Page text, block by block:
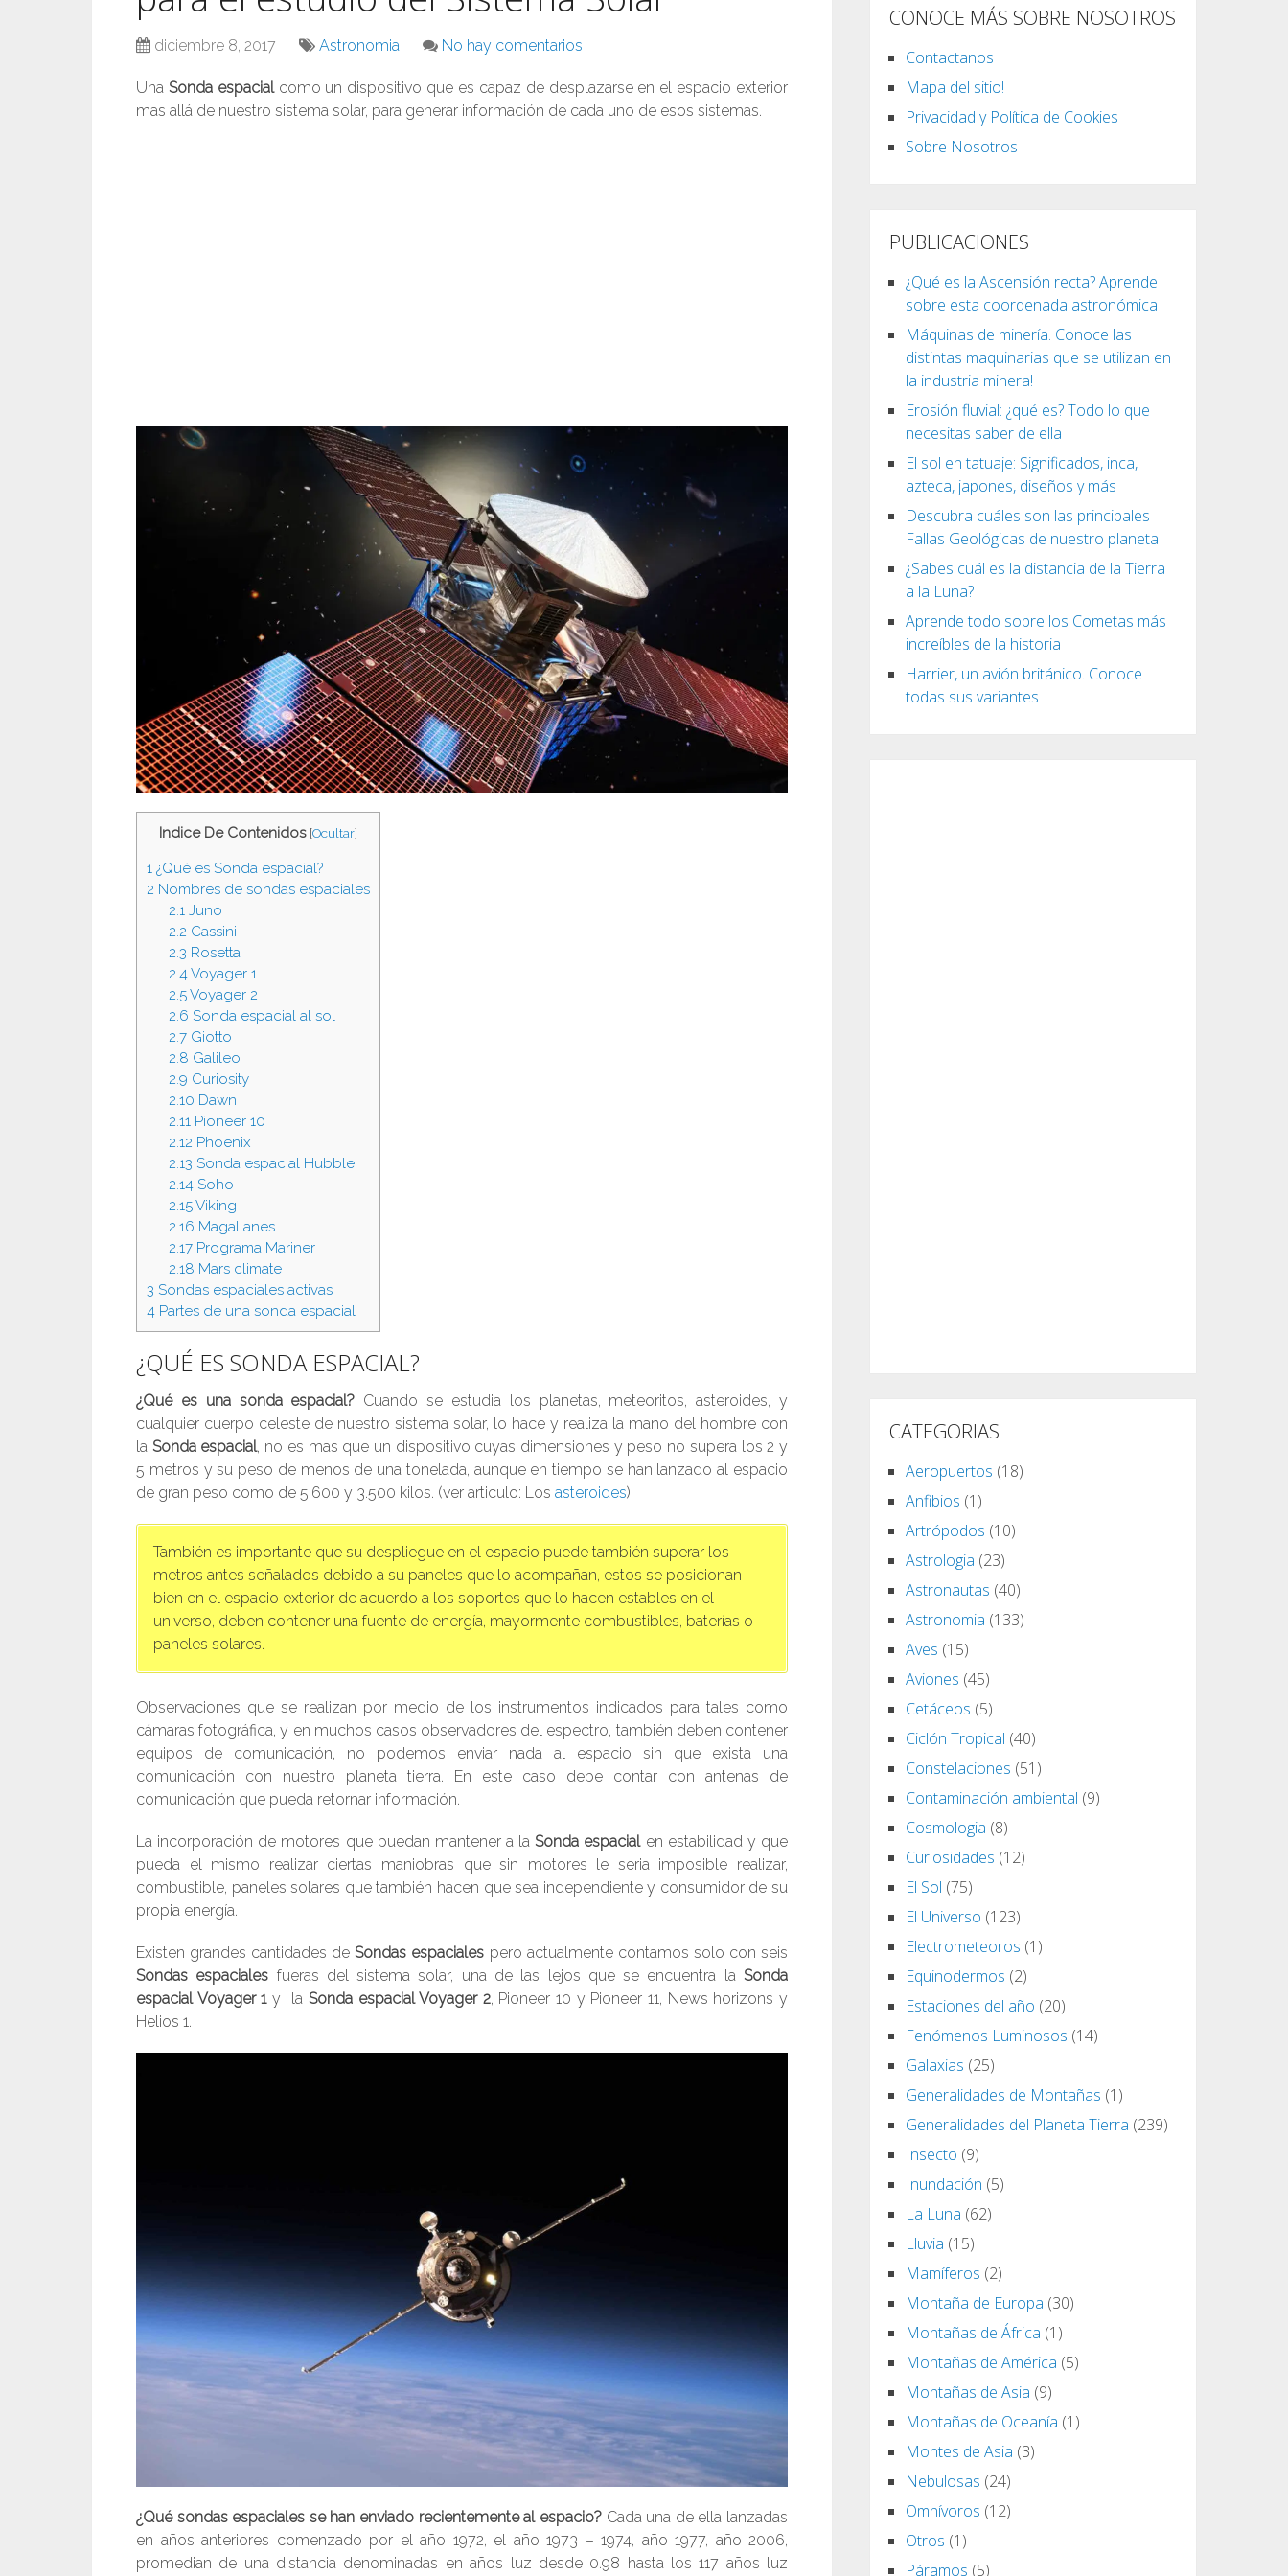
diciembre 8, 2017 Astronomia No hay comentarios
Una Sonda espacialcomo un dispositivo que es capaz de desplazarse en el espacio exterior
mas allá de nuestro sistema solar, para generar información de cada uno de esos sistemas.
Indice De Contenidos [Ocultar]
1 ¿Qué es Sonda espacial?
2 Nombres de sondas espaciales
2.1Juno
2.2 Cassini
2.3 Rosetta
2.4Voyager 1
2.5Voyager 2
2.6 Sonda espacial al sol
2.7Giotto
2.8 Galileo
2.9 Curiosity
2.10 Dawn
2.11Pioneer 10
2.12 Phoenix
2.13 Sonda espacial Hubble
2.14Soho
2.15Viking
2.16 Magallanes
2.17Programa Mariner
2.18 Mars climate
3 Sondas espaciales activas
4 Partes de una sonda espacial
¿QUÉ ES SONDA ESPACIAL?
¿Qué es una sonda espacial? Cuando se estudia los planetas, meteoritos, asteroides, y
cualquier cuerpo celeste de nuestro sistema solar, lo hace y realiza la mano del hombre con
la Sonda espacial, no es mas que un dispositivo cuyas dimensiones y peso no supera los 2 y
5 metros y su peso de menos de una tonelada, aunque en tiempo se han lanzado al espacio
de gran peso como de 5.600 y 3.500 kilos. (ver articulo: Los asteroides)
También es importante que su despliegue en el espacio puede también superar los
metros antes señalados debido a su paneles que lo acompañan, estos se posicionan
bien en el espacio exterior de acuerdo a los soportes que lo hacen estables en el
universo, deben contener una fuente de energía, mayormente combustibles, baterías o
paneles solares.
Observaciones que se realizan por medio de los instrumentos indicados para tales como
cámaras fotográfica, y en muchos casos observadores del espectro, también deben contener
equipos de comunicación, no podemos enviar nada al espacio sin que exista una
comunicación con nuestro planeta tierra. En este caso debe contar con antenas de
comunicación que pueda retornar información.
La incorporación de motores que puedan mantener a laSonda espacialen estabilidad y que
pueda el mismo realizar ciertas maniobras que sin motores le seria imposible realizar,
combustible, paneles solares que también hacen que sea independiente y consumidor de su
propia energía.
Existen grandes cantidades deSondas espaciales pero actualmente contamos solo con seis
Sondas espaciales fueras del sistema solar, una de las lejos que se encuentra laSonda
espacial Voyager 1y la Sonda espacial Voyager 2, Pioneer 10 y Pioneer 11, News horizons y
Helios 1.
¿Qué sondas espaciales se han enviado recientemente al espacio?Cada una de ella lanzadas
en años anteriores comenzado por el año 1972, el año 1973 – 1974, año 1977, año 2006,
promedian de una distancia denominadas en años luz desde 0.98 hasta los 117 años luz
CONOCE MÁS SOBRE NOSOTROS
Contactanos
Mapa del sitio!
Privacidad y Política de Cookies
Sobre Nosotros
PUBLICACIONES
¿Qué es la Ascensión recta? Aprende
sobre esta coordenada astronómica
Máquinas de minería. Conoce las
distintas maquinarias que se utilizan en
la industria minera!
Erosión fluvial: ¿qué es? Todo lo que
necesitas saber de ella
El sol en tatuaje: Significados, inca,
azteca, japones, diseños y más
Descubra cuáles son las principales
Fallas Geológicas de nuestro planeta
¿Sabes cuál es la distancia de la Tierra
a la Luna?
Aprende todo sobre los Cometas más
increíbles de la historia
Harrier, un avión británico. Conoce
todas sus variantes
CATEGORIAS
Aeropuertos (18)
Anfibios (1)
Artrópodos (10)
Astrologia (23)
Astronautas (40)
Astronomia (133)
Aves (15)
Aviones (45)
Cetáceos (5)
Ciclón Tropical (40)
Constelaciones (51)
Contaminación ambiental (9)
Cosmologia (8)
Curiosidades (12)
El Sol (75)
El Universo (123)
Electrometeoros (1)
Equinodermos (2)
Estaciones del año (20)
Fenómenos Luminosos (14)
Galaxias (25)
Generalidades de Montañas (1)
Generalidades del Planeta Tierra (239)
Insecto (9)
Inundación (5)
La Luna (62)
Lluvia (15)
Mamíferos (2)
Montaña de Europa (30)
Montañas de África (1)
Montañas de América (5)
Montañas de Asia (9)
Montañas de Oceanía (1)
Montes de Asia (3)
Nebulosas (24)
Omnívoros (12)
Otros (1)
Páramos (5)